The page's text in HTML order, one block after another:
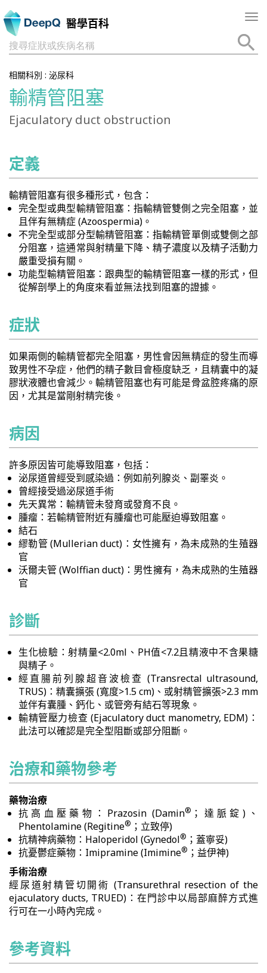
醫學百科
搜尋症狀或疾病名稱
相關科別 : 泌尿科
輸精管阻塞
Ejaculatory duct obstruction
定義
輸精管阻塞有很多種形式，包含：
完全型或典型輸精管阻塞：指輸精管雙側之完全阻塞，並
且伴有無精症 (Azoospermia)。
不完全型或部分型輸精管阻塞：指輸精管單側或雙側之部
分阻塞，這通常與射精量下降、精子濃度以及精子活動力
嚴重受損有關。
功能型輸精管阻塞：跟典型的輸精管阻塞一樣的形式，但
從解剖學上的角度來看並無法找到阻塞的證據。
症狀
如果兩側的輸精管都完全阻塞，男性會因無精症的發生而導
致男性不孕症，他們的精子數目會極度缺乏，且精囊中的凝
膠狀液體也會減少。輸精管阻塞也有可能是骨盆腔疼痛的原
因，尤其是當剛射精完後。
病因
許多原因皆可能導致阻塞，包括：
泌尿道曾經受到感染過：例如前列腺炎、副睪炎。
曾經接受過泌尿道手術
先天異常：輸精管未發育或發育不良。
腫瘤：若輸精管附近有腫瘤也可能壓迫導致阻塞。
結石
繆勒管 (Mullerian duct)：女性擁有，為未成熟的生殖器
官
沃爾夫管 (Wolffian duct)：男性擁有，為未成熟的生殖器
官
診斷
生化檢驗：射精量<2.0ml、PH值<7.2且精液中不含果糖
與精子。
經直腸前列腺超音波檢查 (Transrectal ultrasound,
TRUS)：精囊擴張 (寬度>1.5 cm)、或射精管擴張>2.3 mm
並伴有囊腫、鈣化、或管旁有結石等現象。
輸精管壓力檢查 (Ejaculatory duct manometry, EDM)：
此法可以確認是完全型阻斷或部分阻斷。
治療和藥物參考
藥物治療
抗高血壓藥物：Prazosin (Damin® ；達脈錠)、
Phentolamine (Regitine® ；立致停)
抗精神病藥物：Haloperidol (Gynedol® ；蓋寧妥)
抗憂鬱症藥物：Imipramine (Imimine® ；益伊神)
手術治療
經尿道射精管切開術 (Transurethral resection of the
ejaculatory ducts, TRUED)：在門診中以局部麻醉方式進
行可在一小時內完成。
參考資料